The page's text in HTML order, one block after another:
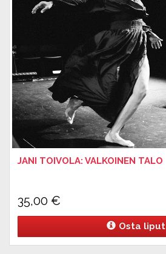
JANI TOIVOLA: VALKOINEN TALO
35,00 €
Osta liput